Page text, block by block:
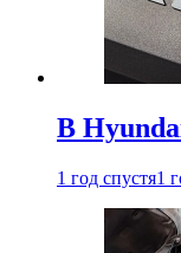
В
1 год спустя1